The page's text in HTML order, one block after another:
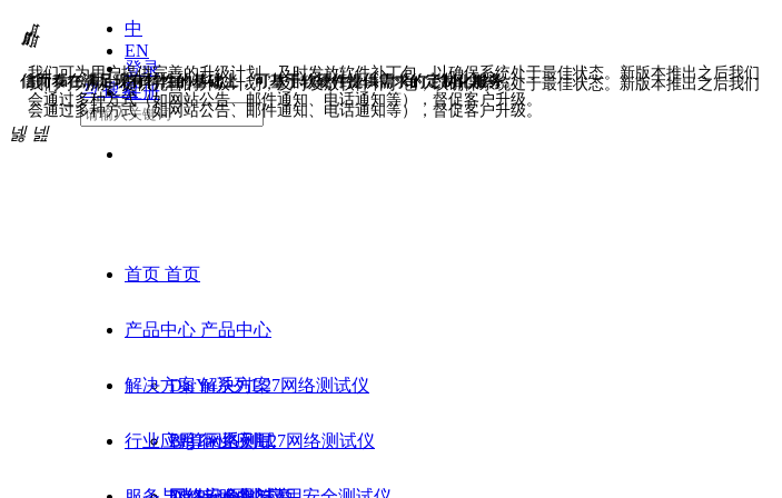
中
EN
登录
注册
끠 搜索
首页 首页
产品中心 产品中心
DarYu系列L27网络测试仪
BigTao系列L27网络测试仪
解决方案 解决方案
智算网络测试
行业应用 行业应用
넳 넲
ꁲ
我们可为用户提供完善的升级计划，及时发放软件补丁包，以确保系统处于最佳状态。新版本推出之后我们
会通过多种方式（如网站公告、邮件通知、电话通知等），督促客户升级。
ꁲ
我们可为用户提供完善的升级计划，及时发放软件补丁包，以确保系统处于最佳状态。新版本推出之后我们
会通过多种方式（如网站公告、邮件通知、电话通知等），督促客户升级。
ꁲ
信而泰在满足现有特性的基础上，可基于软硬件提供需求的定制化服务。
ꁲ
信而泰在满足现有特性的基础上，可基于软硬件提供需求的定制化服务。